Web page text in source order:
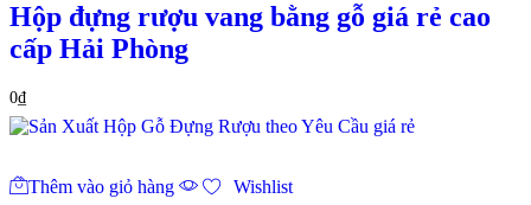
Hộp đựng rượu vang bằng gỗ giá rẻ cao
cấp Hải Phòng
0₫
Thêm vào giỏ hàng
Wishlist